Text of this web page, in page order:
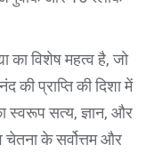
का विशेष महत्व है, जो
की प्राप्ति की दिशा में
स्वरूप सत्य, ज्ञान, और
के सर्वोत्तम और